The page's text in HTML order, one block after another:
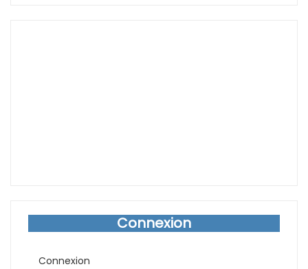
Connexion
Connexion